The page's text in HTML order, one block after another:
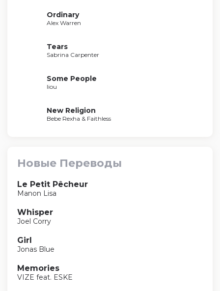
Ordinary
Alex Warren
Tears
Sabrina Carpenter
Some People
liou
New Religion
Bebe Rexha & Faithless
Новые Переводы
Le Petit Pêcheur
Manon Lisa
Whisper
Joel Corry
Girl
Jonas Blue
Memories
VIZE feat. ESKE